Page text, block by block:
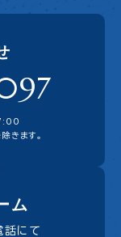
きます。
ム
話にて